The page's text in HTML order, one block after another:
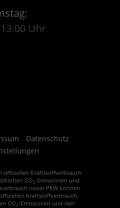
Uhr
Datenschutz
offiziellen Kraftstoffverbrauch
CO2-Emissionen und
neuer PKW können
Kraftstoffverbrauch,
CO2-Emissionen und den